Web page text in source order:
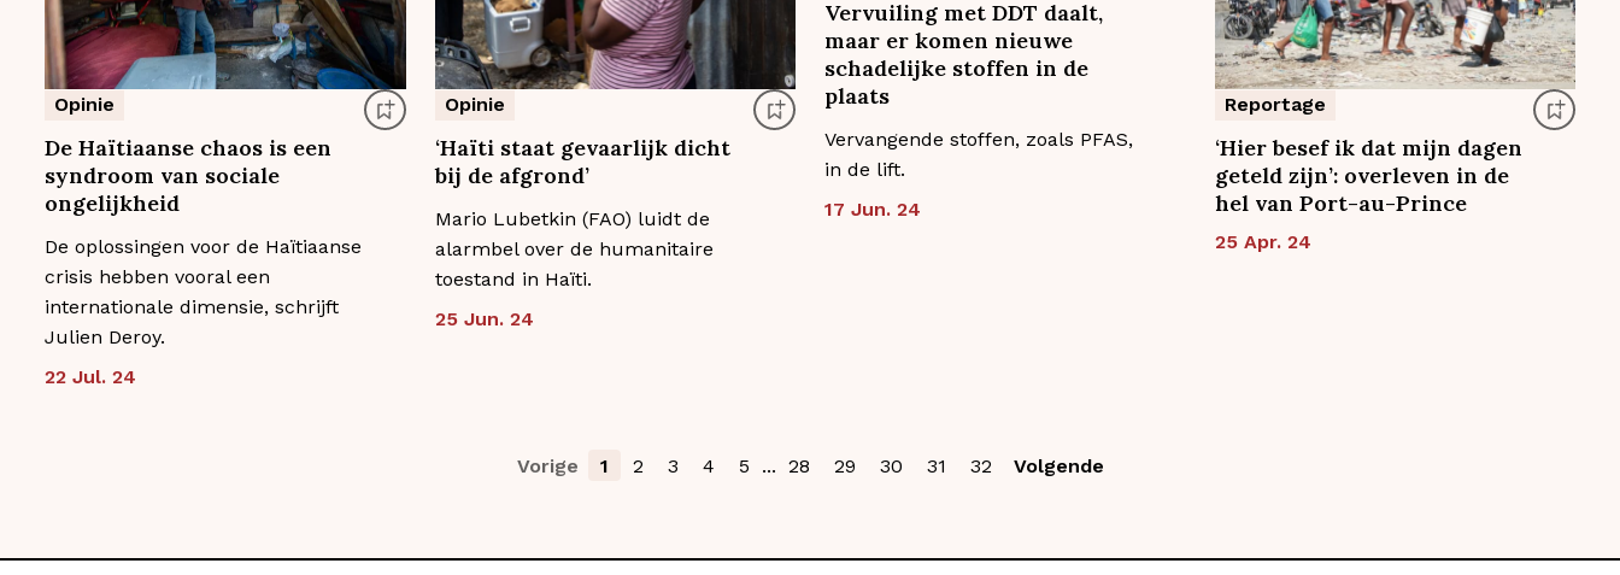
Opinie
De Haïtiaanse chaos is een
syndroom van sociale
ongelijkheid
De oplossingen voor de Haïtiaanse
crisis hebben vooral een
internationale dimensie, schrijft
Julien Deroy.
22 Jul. 24
Opinie
‘Haïti staat gevaarlijk dicht
bij de afgrond’
Mario Lubetkin (FAO) luidt de
alarmbel over de humanitaire
toestand in Haïti.
25 Jun. 24
Vervuiling met DDT daalt,
maar er komen nieuwe
schadelijke stoffen in de
plaats
Vervangende stoffen, zoals PFAS,
in de lift.
17 Jun. 24
Reportage
‘Hier besef ik dat mijn dagen
geteld zijn’: overleven in de
hel van Port-au-Prince
25 Apr. 24
Vorige 1 2 3 4 5 ... 28 29 30 31 32 Volgende